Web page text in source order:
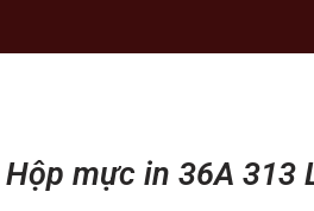
Hộp mực in 36A 313